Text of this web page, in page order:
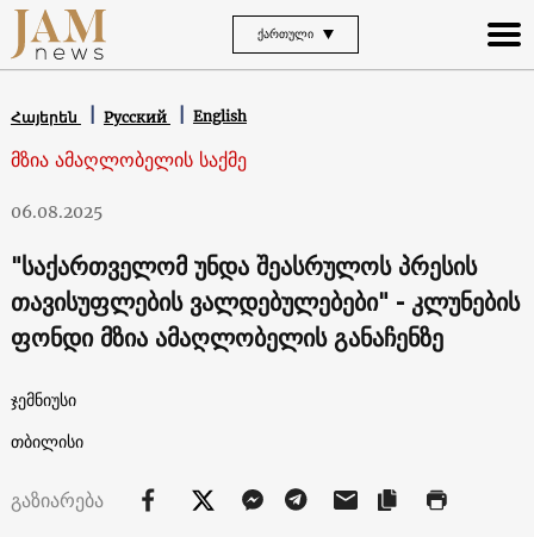
ᲥᲐᲠᲗᲣᲚᲘ
Հայերեն Русский English
მზია ამაღლობელის საქმე
06.08.2025
"საქართველომ უნდა შეასრულოს პრესის
თავისუფლების ვალდებულებები" - კლუნების
ფონდი მზია ამაღლობელის განაჩენზე
ჯემნიუსი
თბილისი
გაზიარება